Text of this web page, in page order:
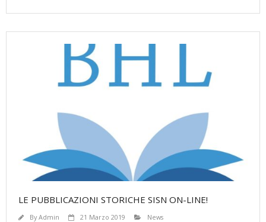
b
o
er l s
A
p
e
n
g
LE PUBBLICAZIONI STORICHE SISN ON-LINE!
ByAdmin 21 Marzo 2019
News